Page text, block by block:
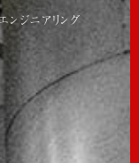
ジニアリング